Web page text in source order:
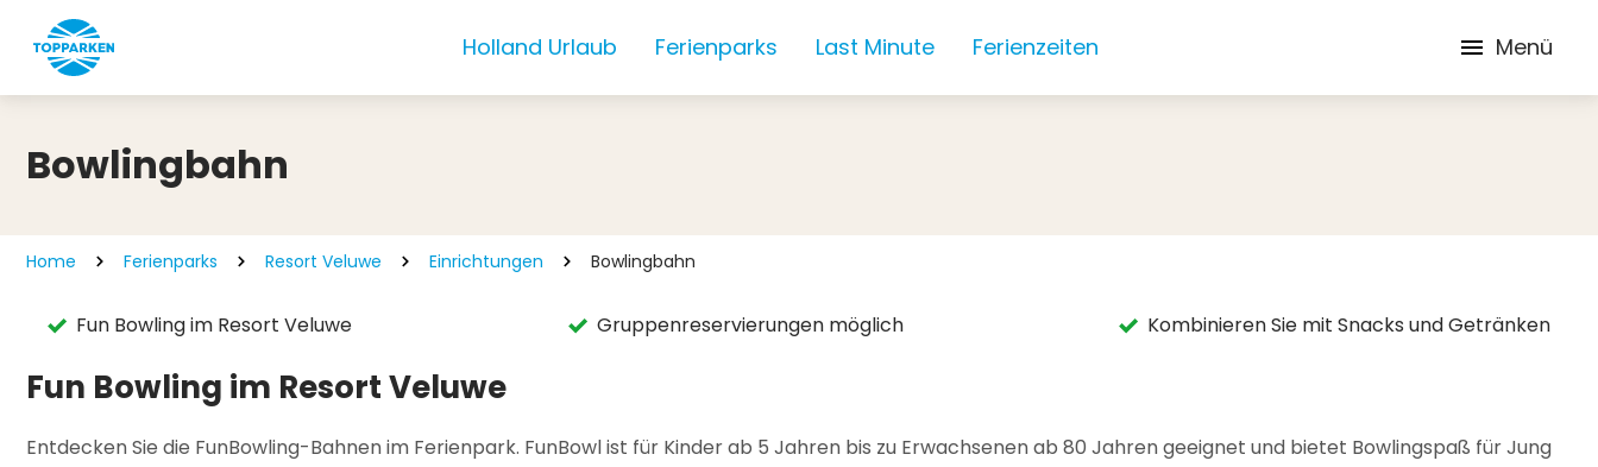
Holland Urlaub Ferienparks Last Minute Ferienzeiten Menü
Bowlingbahn
Home Ferienparks Resort Veluwe Einrichtungen Bowlingbahn
Fun Bowling im Resort Veluwe Gruppenreservierungen möglich Kombinieren Sie mit Snacks und Getränken
Fun Bowling im Resort Veluwe
Entdecken Sie die FunBowling-Bahnen im Ferienpark. FunBowl ist für Kinder ab 5 Jahren bis zu Erwachsenen ab 80 Jahren geeignet und bietet Bowlingspaß für Jung